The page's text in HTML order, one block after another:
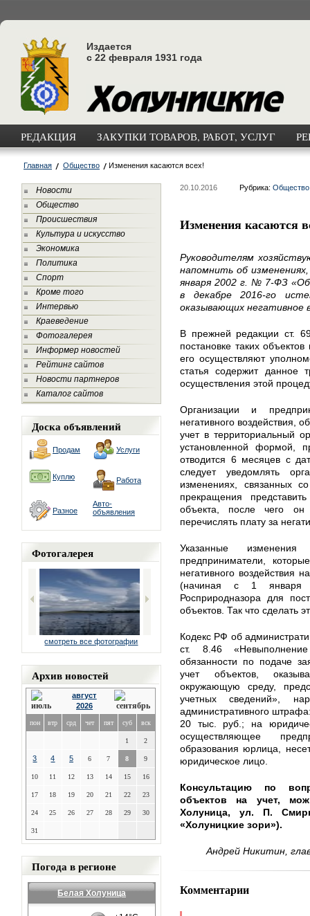
Издается
с 22 февраля 1931 года
РЕДАКЦИЯ ЗАКУПКИ ТОВАРОВ, РАБОТ, УСЛУГ
Главная Общество Изменения касаются всех!
Новости
Общество
Происшествия
Культура и искусство
Экономика
Политика
Спорт
Кроме того
Интервью
Краеведение
Фотогалерея
Информер новостей
Рейтинг сайтов
Новости партнеров
Каталог сайтов
Доска объявлений
Продам Услуги
Куплю Работа
Разное
Авто-
объявления
Фотогалерея
смотреть все фотографии
Архив новостей
август
2026
пон втр срд чет пят суб вск
1 2
3 4 5 6 7 8 9
10 11 12 13 14 15 16
17 18 19 20 21 22 23
24 25 26 27 28 29 30
31
Погода в регионе
Белая Холуница
20.10.2016 Рубрика: Общество
Изменения касаются
Руководителям
напомнить об
января 2002 г. № 7-ФЗ «Об
в декабре 2016-го
оказывающих негативное
В прежней редакции ст.
постановке таких
его осуществляют
статья содержит данное
осуществления этой
Организации и
негативного воздействия,
учет в территориальный
установленной формой,
отводится 6 месяцев с
следует уведомлять
изменениях, связанных
прекращения
объекта, после чего
перечислять плату за
Указанные
предприниматели,
негативного воздействия
(начиная с 1 января
Росприродназора для
объектов. Так что сделать
Кодекс РФ об
ст. 8.46
обязанности по подаче
учет объектов,
окружающую среду,
учетных сведений»,
административного
20 тыс. руб.; на
осуществляющее
образования юрлица,
юридическое лицо.
Консультацию по
объектов на учет,
Холуница, ул. П.
«Холуницкие зори»).
Андрей Никитин,
Комментарии